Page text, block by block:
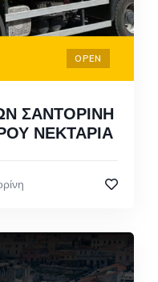
OPEN
ΣΑΝΤΟΡΙΝΗ
ΝΕΚΤΑΡΙΑ